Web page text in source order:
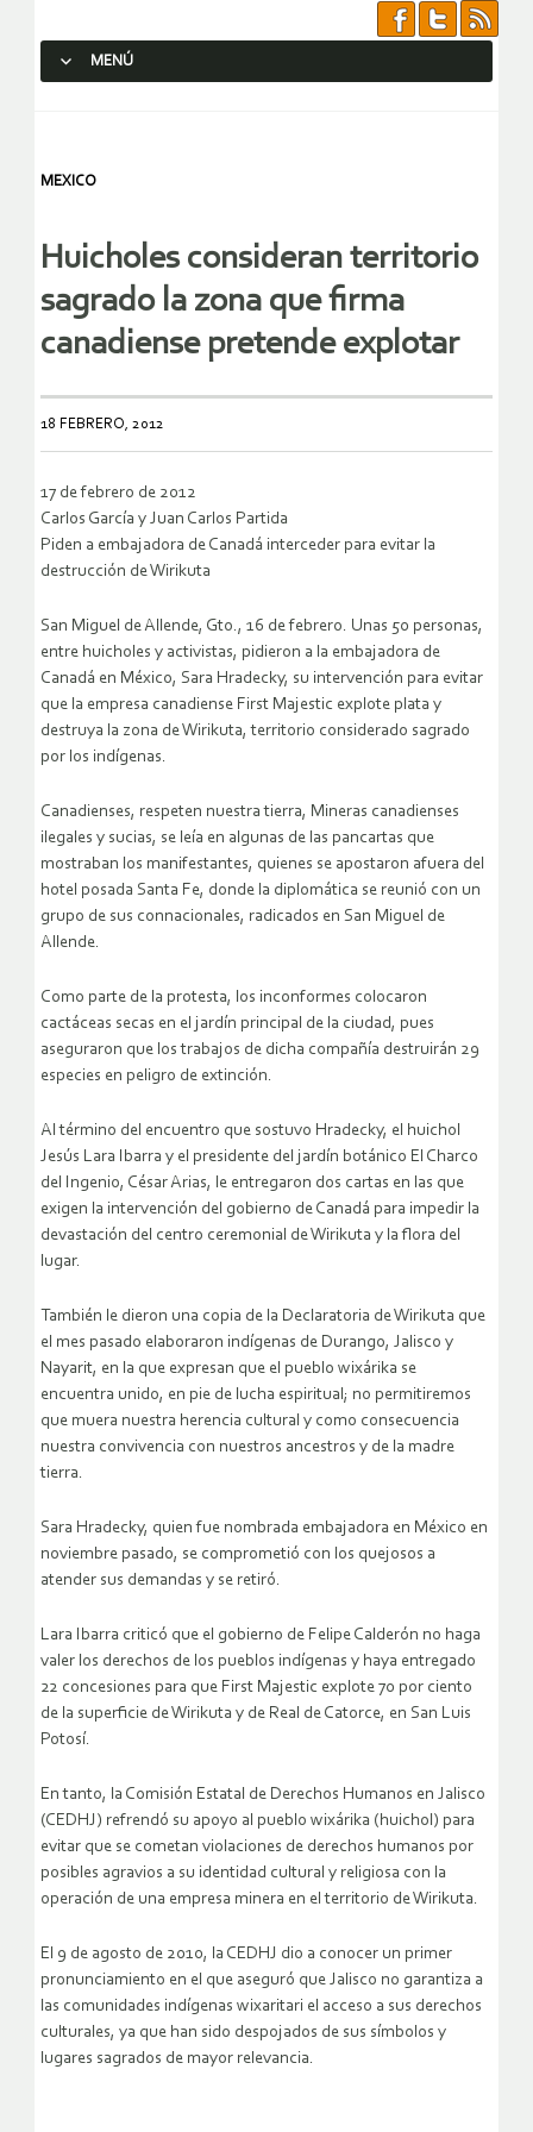
MENÚ
MEXICO
Huicholes consideran territorio
sagrado la zona que firma
canadiense pretende explotar
18 FEBRERO, 2012
17 de febrero de 2012
Carlos García y Juan Carlos Partida
Piden a embajadora de Canadá interceder para evitar la
destrucción de Wirikuta
San Miguel de Allende, Gto., 16 de febrero. Unas 50 personas,
entre huicholes y activistas, pidieron a la embajadora de
Canadá en México, Sara Hradecky, su intervención para evitar
que la empresa canadiense First Majestic explote plata y
destruya la zona de Wirikuta, territorio considerado sagrado
por los indígenas.
Canadienses, respeten nuestra tierra, Mineras canadienses
ilegales y sucias, se leía en algunas de las pancartas que
mostraban los manifestantes, quienes se apostaron afuera del
hotel posada Santa Fe, donde la diplomática se reunió con un
grupo de sus connacionales, radicados en San Miguel de
Allende.
Como parte de la protesta, los inconformes colocaron
cactáceas secas en el jardín principal de la ciudad, pues
aseguraron que los trabajos de dicha compañía destruirán 29
especies en peligro de extinción.
Al término del encuentro que sostuvo Hradecky, el huichol
Jesús Lara Ibarra y el presidente del jardín botánico El Charco
del Ingenio, César Arias, le entregaron dos cartas en las que
exigen la intervención del gobierno de Canadá para impedir la
devastación del centro ceremonial de Wirikuta y la flora del
lugar.
También le dieron una copia de la Declaratoria de Wirikuta que
el mes pasado elaboraron indígenas de Durango, Jalisco y
Nayarit, en la que expresan que el pueblo wixárika se
encuentra unido, en pie de lucha espiritual; no permitiremos
que muera nuestra herencia cultural y como consecuencia
nuestra convivencia con nuestros ancestros y de la madre
tierra.
Sara Hradecky, quien fue nombrada embajadora en México en
noviembre pasado, se comprometió con los quejosos a
atender sus demandas y se retiró.
Lara Ibarra criticó que el gobierno de Felipe Calderón no haga
valer los derechos de los pueblos indígenas y haya entregado
22 concesiones para que First Majestic explote 70 por ciento
de la superficie de Wirikuta y de Real de Catorce, en San Luis
Potosí.
En tanto, la Comisión Estatal de Derechos Humanos en Jalisco
(CEDHJ) refrendó su apoyo al pueblo wixárika (huichol) para
evitar que se cometan violaciones de derechos humanos por
posibles agravios a su identidad cultural y religiosa con la
operación de una empresa minera en el territorio de Wirikuta.
El 9 de agosto de 2010, la CEDHJ dio a conocer un primer
pronunciamiento en el que aseguró que Jalisco no garantiza a
las comunidades indígenas wixaritari el acceso a sus derechos
culturales, ya que han sido despojados de sus símbolos y
lugares sagrados de mayor relevancia.